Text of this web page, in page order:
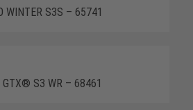
WINTER S3S – 65741
GTX® S3 WR – 68461